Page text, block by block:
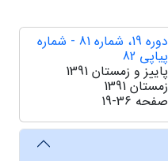
دوره 19، شماره 81 - شماره
پیاپی 82
پاییز و زمستان 1391
زمستان 1391
صفحه 19-36